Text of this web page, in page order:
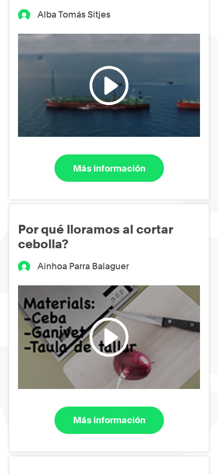
Alba Tomás Sitjes
Más información
Por qué lloramos al cortar
cebolla?
Ainhoa Parra Balaguer
Más información